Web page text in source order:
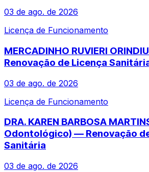
03 de ago. de 2026
Licença de Funcionamento
MERCADINHO RUVIERI
Renovação de Licença
03 de ago. de 2026
Licença de Funcionamento
DRA. KAREN BARBOSA
Odontológico) — Renovação
Sanitária
03 de ago. de 2026